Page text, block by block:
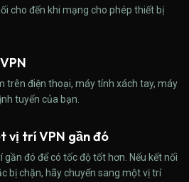
cho đến khi mạng cho phép thiết bị
trên điện thoại, máy tính xách tay, máy
tuyến của bạn.
vị trí VPN gần đó
gần đó để có tốc độ tốt hơn. Nếu kết nối
bị chặn, hãy chuyển sang một vị trí